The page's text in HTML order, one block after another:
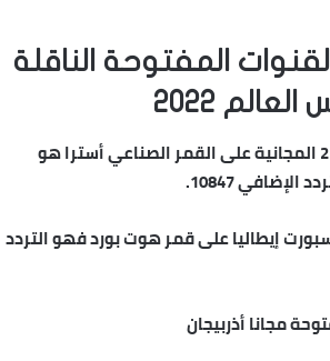
المفتوحة الناقلة
2022
تردد قناة بي بي سي 2 المجانية على القمر الصناعي أسترا هو
إيطاليا على قمر هوت بورد فهو التردد